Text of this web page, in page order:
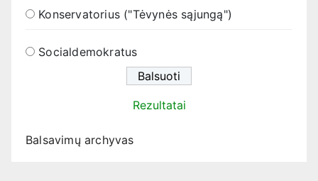
Konservatorius ("Tėvynės sąjungą")
Socialdemokratus
Rezultatai
Balsavimų archyvas